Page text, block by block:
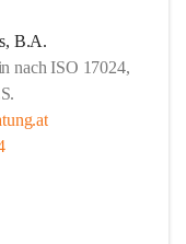
B.A.
nach ISO 17024,